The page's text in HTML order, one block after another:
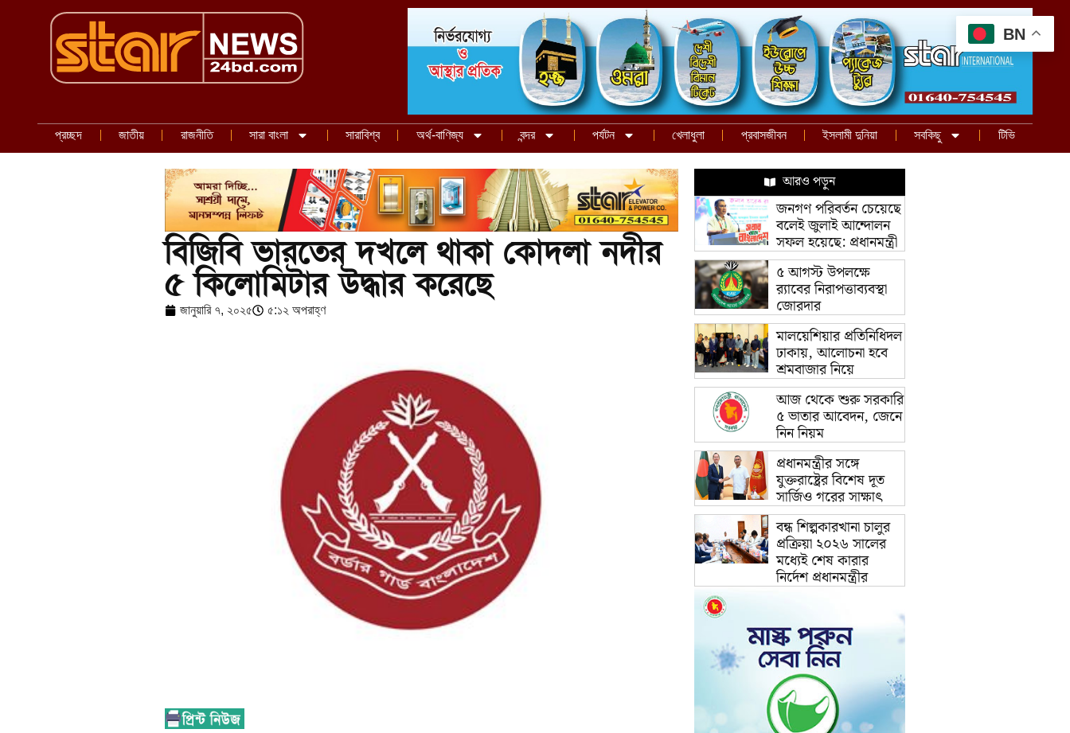
প্রচ্ছদ জাতীয় রাজনীতি সারা বাংলা সারাবিশ্ব অর্থ-বাণিজ্য বন্দর পর্যটন খেলাধুলা প্রবাসজীবন ইসলামী দুনিয়া সবকিছু টিভি
বিজিবি ভারতের দখলে থাকা কোদলা নদীর
৫ কিলোমিটার উদ্ধার করেছে
জানুয়ারি ৭, ২০২৫ ৫:১২ অপরাহ্ণ
আরও পড়ুন
জনগণ পরিবর্তন চেয়েছে
বলেই জুলাই আন্দোলন
সফল হয়েছে: প্রধানমন্ত্রী
৫ আগস্ট উপলক্ষে
র‌্যাবের নিরাপত্তাব্যবস্থা
জোরদার
মালয়েশিয়ার প্রতিনিধিদল
ঢাকায়, আলোচনা হবে
শ্রমবাজার নিয়ে
আজ থেকে শুরু সরকারি
৫ ভাতার আবেদন, জেনে
নিন নিয়ম
প্রধানমন্ত্রীর সঙ্গে
যুক্তরাষ্ট্রের বিশেষ দূত
সার্জিও গরের সাক্ষাৎ
বন্ধ শিল্পকারখানা চালুর
প্রক্রিয়া ২০২৬ সালের
মধ্যেই শেষ কারার
নির্দেশ প্রধানমন্ত্রীর
BN